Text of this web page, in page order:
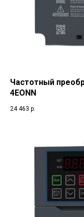
Частотный
4EONN
24 463 р.